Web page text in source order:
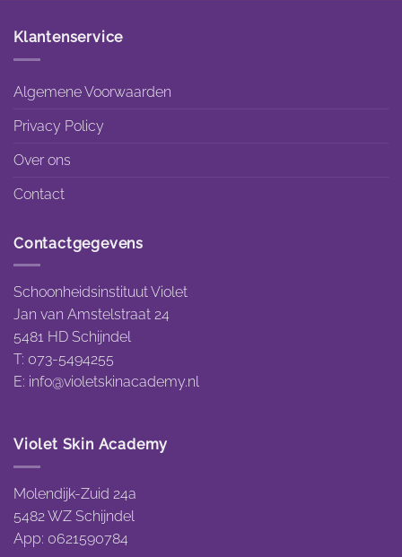
Klantenservice
Algemene Voorwaarden
Privacy Policy
Over ons
Contact
Contactgegevens
Schoonheidsinstituut Violet
Jan van Amstelstraat 24
5481 HD Schijndel
T: 073-5494255
E: info@violetskinacademy.nl
Violet Skin Academy
Molendijk-Zuid 24a
5482 WZ Schijndel
App: 0621590784